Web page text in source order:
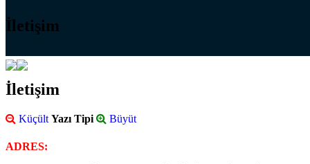
İletişim
İletişim
Küçült Yazı Tipi Büyüt
ADRES: